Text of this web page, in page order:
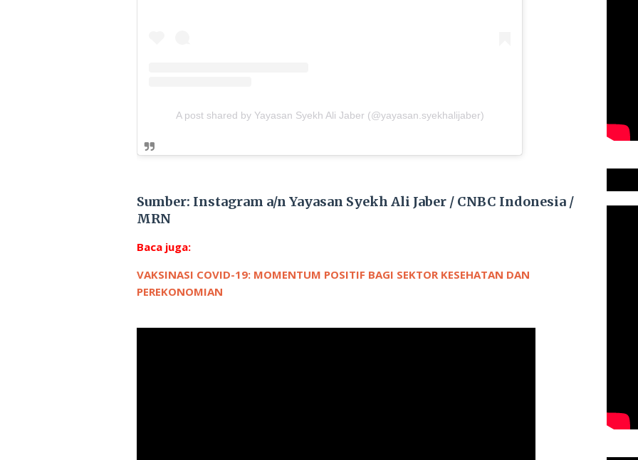
A post shared by Yayasan Syekh Ali Jaber (@yayasan.syekhalijaber)
Sumber: Instagram a/n Yayasan Syekh Ali Jaber / CNBC Indonesia /
MRN
Baca juga:
VAKSINASI COVID-19: MOMENTUM POSITIF BAGI SEKTOR KESEHATAN DAN
PEREKONOMIAN